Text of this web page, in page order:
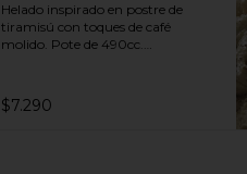
Helado inspirado en postre de
tiramisú con toques de café
molido. Pote de 490cc.
**FOTO REFERENCIAL**
$7.290